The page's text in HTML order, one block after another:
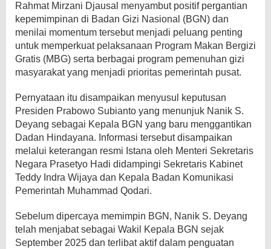
Rahmat Mirzani Djausal menyambut positif pergantian
kepemimpinan di Badan Gizi Nasional (BGN) dan
menilai momentum tersebut menjadi peluang penting
untuk memperkuat pelaksanaan Program Makan Bergizi
Gratis (MBG) serta berbagai program pemenuhan gizi
masyarakat yang menjadi prioritas pemerintah pusat.
Pernyataan itu disampaikan menyusul keputusan
Presiden Prabowo Subianto yang menunjuk Nanik S.
Deyang sebagai Kepala BGN yang baru menggantikan
Dadan Hindayana. Informasi tersebut disampaikan
melalui keterangan resmi Istana oleh Menteri Sekretaris
Negara Prasetyo Hadi didampingi Sekretaris Kabinet
Teddy Indra Wijaya dan Kepala Badan Komunikasi
Pemerintah Muhammad Qodari.
Sebelum dipercaya memimpin BGN, Nanik S. Deyang
telah menjabat sebagai Wakil Kepala BGN sejak
September 2025 dan terlibat aktif dalam penguatan